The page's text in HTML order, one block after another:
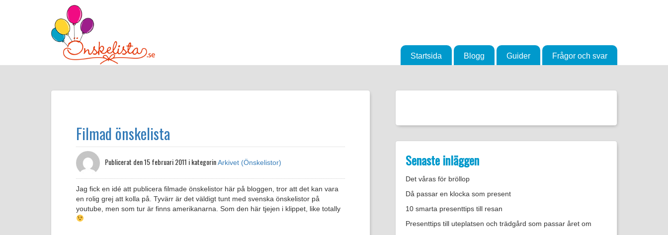
Startsida Blogg Guider Frågor och svar
Filmad önskelista
Publicerat den15 februari 2011 i kategorinArkivet (Önskelistor)
Jag fick en idé att publicera filmade önskelistor här på bloggen, tror att det kan vara
en rolig grej att kolla på. Tyvärr är det väldigt tunt med svenska önskelistor på
youtube, men som tur är finns amerikanarna. Som den här tjejen i klippet, like totally
Senaste inläggen
Det våras för bröllop
Då passar en klocka som present
10 smarta presenttips till resan
Presenttips till uteplatsen och trädgård som passar året om